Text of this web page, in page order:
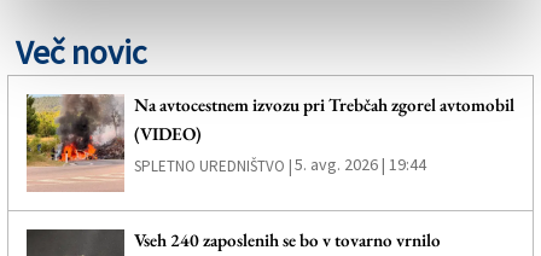
Več novic
Na avtocestnem izvozu pri Trebčah zgorel avtomobil
(VIDEO)
SPLETNO UREDNIŠTVO |5. avg. 2026 | 19:44
Vseh 240 zaposlenih se bo v tovarno vrnilo